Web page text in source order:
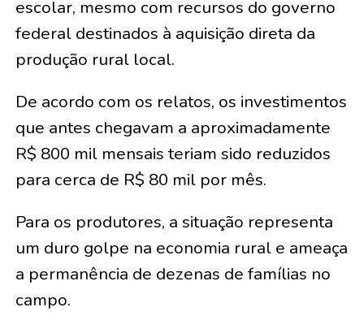
escolar, mesmo com recursos do governo
federal destinados à aquisição direta da
produção rural local.
De acordo com os relatos, os investimentos
que antes chegavam a aproximadamente
R$ 800 mil mensais teriam sido reduzidos
para cerca de R$ 80 mil por mês.
Para os produtores, a situação representa
um duro golpe na economia rural e ameaça
a permanência de dezenas de famílias no
campo.